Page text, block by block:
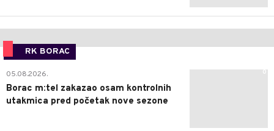
RK BORAC
0
05.08.2026.
Borac m:tel zakazao osam kontrolnih
utakmica pred početak nove sezone